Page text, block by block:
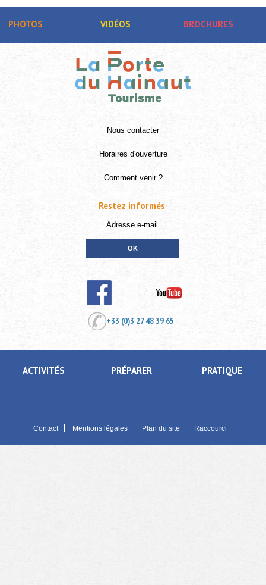
PHOTOS VIDÉOS BROCHURES
Nous contacter
Horaires d'ouverture
Comment venir ?
+33 (0)3 27 48 39 65
ACTIVITÉS PRÉPARER PRATIQUE
Contact Mentions légales Plan du site Raccourci
Restez informés